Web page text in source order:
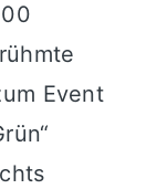
Event